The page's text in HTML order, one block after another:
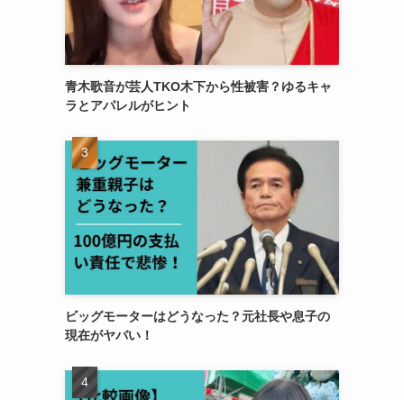
青木歌音が芸人TKO木下から性被害？ゆるキャ
ラとアパレルがヒント
ビッグモーターはどうなった？元社長や息子の
現在がヤバい！